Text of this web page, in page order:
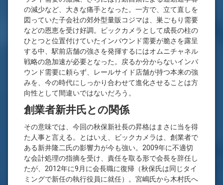
の減少など、大きな痛手となった。一方で、立て直しを
図っていた子会社の郊外型量販コジマは、巣ごもり需要
などの恩恵を受け好調。ビックカメラとして成長の柱の
ひとつと位置付けていたインバウンド需要が脆さを露呈
する中、駅前店舗の強さを発揮するにはオムニチャネル
戦略の急加速が必要となった。戻るか分からないインバ
ウンド需要に頼らず、レールサイド店舗が持つ本来の強
みを、今の時代にしっかり合わせて進化させることは方
向性として間違いではないだろう。
創業者新井氏との関係
その意味では、今回の秋保新社長の昇格はまさに当を得
た人事と言える。とはいえ、ビックカメラは、創業者で
ある新井隆二氏の影響力が今も強い。2009年に不適切
な会計処理の指摘を受け、責任を取る形で会長を辞任し
たが、2012年に9月に会長職に復帰（秋保氏は同じタイ
ミングで新任の執行役員に就任）。宮嶋氏から木村氏へ